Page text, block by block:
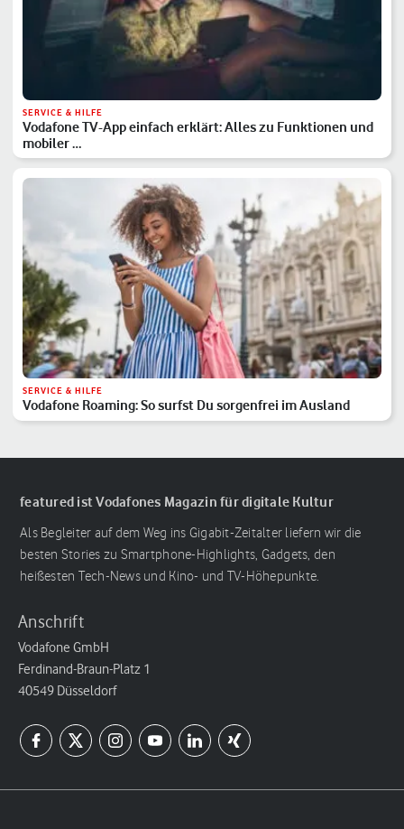
SERVICE & HILFE
Vodafone TV-App einfach erklärt: Alles zu Funktionen und
mobiler …
SERVICE & HILFE
Vodafone Roaming: So surfst Du sorgenfrei im Ausland
featured ist Vodafones Magazin für digitale Kultur
Als Begleiter auf dem Weg ins Gigabit-Zeitalter liefern wir die
besten Stories zu Smartphone-Highlights, Gadgets, den
heißesten Tech-News und Kino- und TV-Höhepunkte.
Anschrift
Vodafone GmbH
Ferdinand-Braun-Platz 1
40549 Düsseldorf